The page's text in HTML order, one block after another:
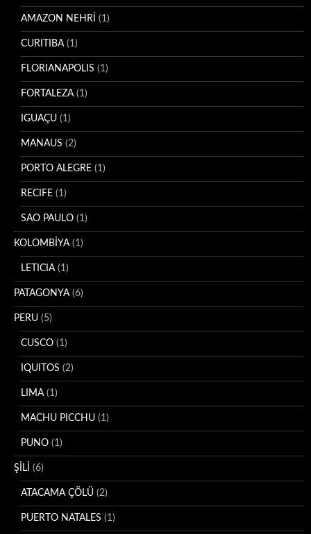
AMAZON NEHRİ (1)
CURITIBA(1)
FLORIANAPOLIS (1)
FORTALEZA(1)
IGUAÇU (1)
MANAUS (2)
PORTO ALEGRE (1)
RECIFE (1)
SAO PAULO (1)
KOLOMBİYA(1)
LETICIA(1)
PATAGONYA(6)
PERU (5)
CUSCO (1)
IQUITOS (2)
LIMA(1)
MACHU PICCHU (1)
PUNO (1)
ŞİLİ (6)
ATACAMA ÇÖLÜ (2)
PUERTO NATALES (1)